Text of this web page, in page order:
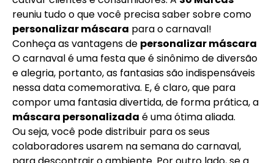
reuniu tudo o que você precisa saber sobre como
personalizar máscara para o carnaval!
Conheça as vantagens de personalizar máscara
O carnaval é uma festa que é sinônimo de diversão
e alegria, portanto, as fantasias são indispensáveis
nessa data comemorativa. E, é claro, que para
compor uma fantasia divertida, de forma prática, a
máscara personalizada é uma ótima aliada.
Ou seja, você pode distribuir para os seus
colaboradores usarem na semana do carnaval,